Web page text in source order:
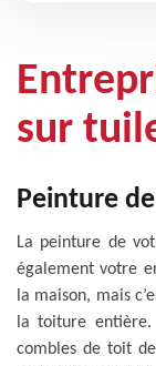
sur
Peinture
La peinture de
également votre
la maison, mais
la toiture
combles de toit